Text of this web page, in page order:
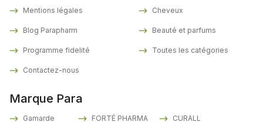
Mentions légales
Blog Parapharm
Programme fidelité
Contactez-nous
Marque Para
Gamarde FORTÉ PHARMA CURALL
Cheveux
Beauté et parfums
Toutes les catégories